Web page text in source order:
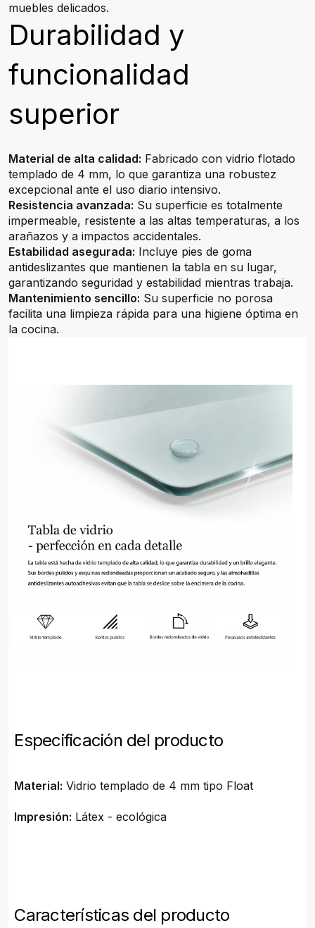
muebles delicados.
Durabilidad y
funcionalidad
superior
Material de alta calidad: Fabricado con vidrio flotado
templado de 4 mm, lo que garantiza una robustez
excepcional ante el uso diario intensivo.
Resistencia avanzada: Su superficie es totalmente
impermeable, resistente a las altas temperaturas, a los
arañazos y a impactos accidentales.
Estabilidad asegurada: Incluye pies de goma
antideslizantes que mantienen la tabla en su lugar,
garantizando seguridad y estabilidad mientras trabaja.
Mantenimiento sencillo: Su superficie no porosa
facilita una limpieza rápida para una higiene óptima en
la cocina.
Especificación del producto
Material: Vidrio templado de 4 mm tipo Float
Impresión: Látex - ecológica
Características del producto